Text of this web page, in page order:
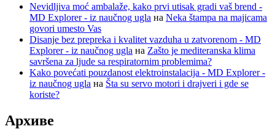
Nevidljiva moć ambalaže, kako prvi utisak gradi vaš brend -
MD Explorer - iz naučnog ugla на Neka štampa na majicama
govori umesto Vas
Disanje bez prepreka i kvalitet vazduha u zatvorenom - MD
Explorer - iz naučnog ugla на Zašto je mediteranska klima
savršena za ljude sa respiratornim problemima?
Kako povećati pouzdanost elektroinstalacija - MD Explorer -
iz naučnog ugla на Šta su servo motori i drajveri i gde se
koriste?
Архиве